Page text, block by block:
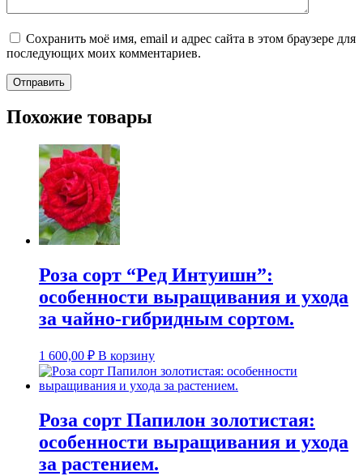
Сохранить моё имя, email и адрес сайта в этом браузере для
последующих моих комментариев.
Похожие товары
Роза сорт “Ред Интуишн”:
особенности выращивания и ухода
за чайно-гибридным сортом.
1 600,00 ₽ В корзину
Роза сорт Папилон золотистая:
особенности выращивания и ухода
за растением.